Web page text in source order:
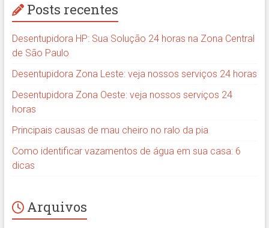
Posts recentes
Desentupidora HP: Sua Solução 24 horas na Zona Central
de São Paulo
Desentupidora Zona Leste: veja nossos serviços 24 horas
Desentupidora Zona Oeste: veja nossos serviços 24
horas
Principais causas de mau cheiro no ralo da pia
Como identificar vazamentos de água em sua casa: 6
dicas
Arquivos